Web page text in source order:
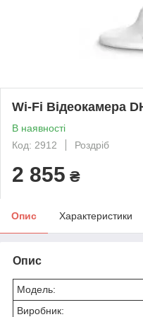
Wi-Fi Відеокамера
В наявності
Код: 2912
Роздріб
2 855 ₴
Опис Характеристики
Опис
Модель:
Виробник: